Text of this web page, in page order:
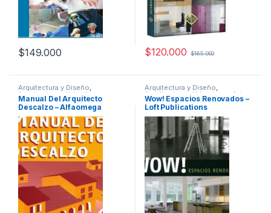
$149.000 $120.000 $165.000
Arquitectura y Diseño,
Arquitectura y Urbanismo
Diseño,Profesionales y
tecnicos
Manual Del Arquitecto
Descalzo – Alfaomega
Arquitectura y Diseño,
Arquitectura y Urbanismo Arte y
Afines ,Decoración,Decoración
y Muebles,Diseño,
tecnicos
Wow! Espacios Renovados –
Loft Publications